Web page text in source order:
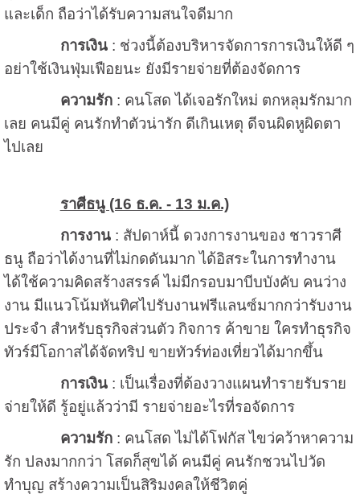
และเด็ก ถือว่าได้รับความสนใจดีมาก
การเงิน: ช่วงนี้ต้องบริหารจัดการการเงินให้ดี ๆ
อย่าใช้เงินฟุ่มเฟือยนะ ยังมีรายจ่ายที่ต้องจัดการ
ความรัก : คนโสด ได้เจอรักใหม่ ตกหลุมรักมาก
เลย คนมีคู่ คนรักทำตัวน่ารัก ดีเกินเหตุ ดีจนผิดหูผิดตา
ไปเลย
ราศีธนู (16 ธ.ค. - 13 ม.ค.)
การงาน: สัปดาห์นี้ ดวงการงานของ ชาวราศี
ธนู ถือว่าได้งานที่ไม่กดดันมาก ได้อิสระในการทำงาน
ได้ใช้ความคิดสร้างสรรค์ ไม่มีกรอบมาบีบบังคับ คนว่าง
งาน มีแนวโน้มหันทิศไปรับงานฟรีแลนซ์มากกว่ารับงาน
ประจำ สำหรับธุรกิจส่วนตัว กิจการ ค้าขาย ใครทำธุรกิจ
ทัวร์มีโอกาสได้จัดทริป ขายทัวร์ท่องเที่ยวได้มากขึ้น
การเงิน: เป็นเรื่องที่ต้องวางแผนทำรายรับราย
จ่ายให้ดี รู้อยู่แล้วว่ามี รายจ่ายอะไรที่รอจัดการ
ความรัก: คนโสด ไม่ได้โฟกัส ไขว่คว้าหาความ
รัก ปลงมากกว่า โสดก็สุขได้ คนมีคู่ คนรักชวนไปวัด
ทำบุญ สร้างความเป็นสิริมงคลให้ชีวิตคู่